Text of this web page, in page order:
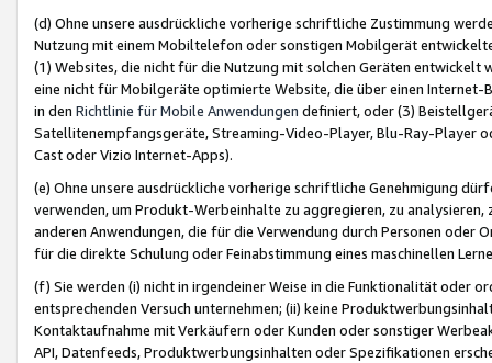
(d) Ohne unsere ausdrückliche vorherige schriftliche Zustimmung
Nutzung mit einem Mobiltelefon oder sonstigen Mobilgerät
(1) Websites, die nicht für die Nutzung mit solchen Geräten
eine nicht für Mobilgeräte optimierte Website, die über einen
in den Richtlinie für Mobile Anwendungen definiert, oder (3)
Satellitenempfangsgeräte, Streaming-Video-Player, Blu-Ray-Player
Cast oder Vizio Internet-Apps).
(e) Ohne unsere ausdrückliche vorherige schriftliche Genehmigung
verwenden, um Produkt-Werbeinhalte zu aggregieren, zu
anderen Anwendungen, die für die Verwendung durch Personen
für die direkte Schulung oder Feinabstimmung eines maschinellen
(f) Sie werden (i) nicht in irgendeiner Weise in die Funktionalität oder
entsprechenden Versuch unternehmen; (ii) keine
Kontaktaufnahme mit Verkäufern oder Kunden oder sonstiger
API, Datenfeeds, Produktwerbungsinhalten oder Spezifikationen